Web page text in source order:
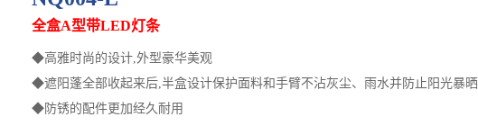
全盒A型带LED灯条
◆高雅时尚的设计,外型豪华美观
◆遮阳蓬全部收起来后,半盒设计保护面料和手臂不沾灰尘、雨水并防止阳光暴晒
◆防锈的配件更加经久耐用